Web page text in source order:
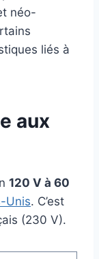
néo-
liés à
aux
120 V à 60
Unis. C’est
(230 V).